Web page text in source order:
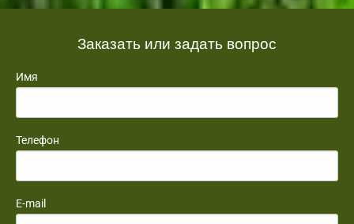
Заказать или задать вопрос
Имя
Телефон
E-mail